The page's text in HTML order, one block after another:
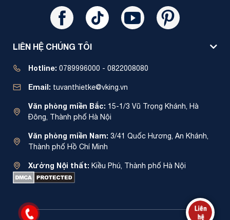
LIÊN HỆ CHÚNG TÔI
Hotline: 0789996000 - 0822008080
Email: tuvanthietke@vking.vn
Văn phòng miền Bắc: 15-1/3 Vũ Trọng Khánh, Hà
Đông, Thành phố Hà Nội
Văn phòng miền Nam: 3/41 Quốc Hương, An Khánh,
Thành phố Hồ Chí Minh
Xưởng Nội thất: Kiều Phú, Thành phố Hà Nội